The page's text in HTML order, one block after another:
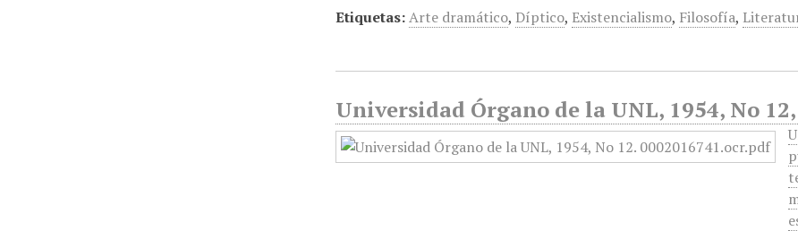
Etiquetas:Arte dramático, Díptico, Existencialismo, Filosofía,
Universidad Órgano de la UNL, 1954, No